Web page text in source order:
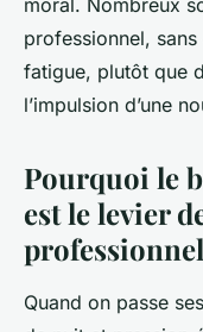
moral. Nombreux
professionnel,
fatigue, plutôt que
l’impulsion d’une
Pourquoi le
est le levier
Quand on passe